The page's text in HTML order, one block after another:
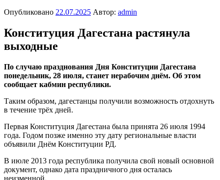
Опубликовано 22.07.2025 Автор: admin
Конституция Дагестана растянула
выходные
По случаю празднования Дня Конституции Дагестана
понедельник, 28 июля, станет нерабочим днём. Об этом
сообщает кабмин республики.
Таким образом, дагестанцы получили возможность отдохнуть
в течение трёх дней.
Первая Конституция Дагестана была принята 26 июля 1994
года. Годом позже именно эту дату региональные власти
объявили Днём Конституции РД.
В июле 2013 года республика получила свой новый основной
документ, однако дата праздничного дня осталась
неизменной.